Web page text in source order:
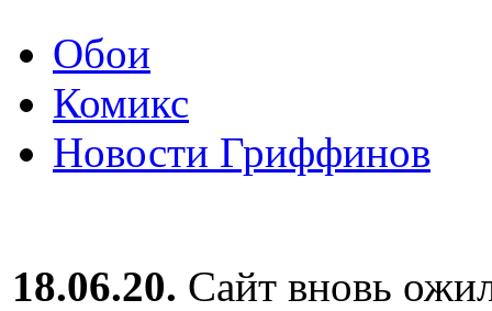
Обои
Комикс
Новости Гриффинов
18.06.20. Сайт вновь